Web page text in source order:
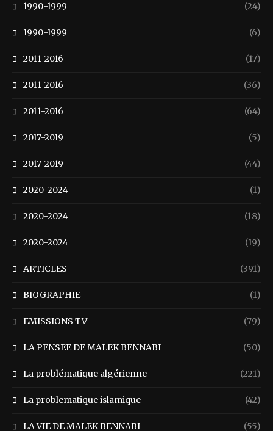
1990-1999 (24)
1990-1999 (6)
2011-2016 (17)
2011-2016 (36)
2011-2016 (64)
2017-2019 (5)
2017-2019 (44)
2020-2024 (1)
2020-2024 (18)
2020-2024 (19)
ARTICLES (391)
BIOGRAPHIE (1)
EMISSIONS TV (79)
LA PENSEE DE MALEK BENNABI (50)
La problématique algérienne (221)
La problematique islamique (42)
LA VIE DE MALEK BENNABI (55)